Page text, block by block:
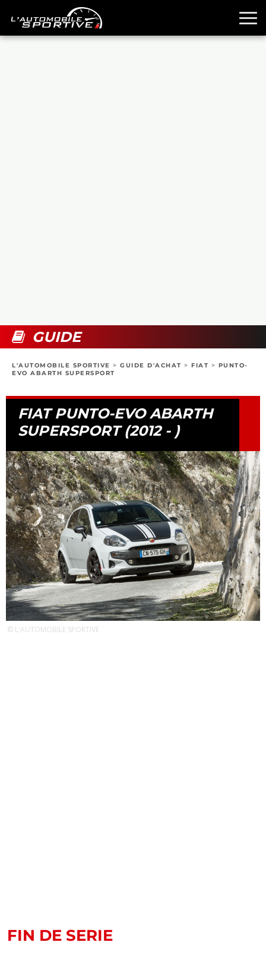
BOUTIQUE
GUIDE
L'AUTOMOBILE SPORTIVE > GUIDE D'ACHAT > FIAT > PUNTO-
EVO ABARTH SUPERSPORT
FIAT PUNTO-EVO ABARTH
SUPERSPORT (2012 - )
© L'AUTOMOBILE SPORTIVE
FIN DE SERIE